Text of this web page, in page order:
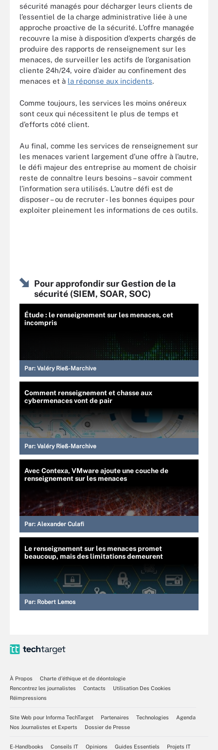
sécurité managés pour décharger leurs clients de
l’essentiel de la charge administrative liée à une
approche proactive de la sécurité. L’offre managée
recouvre la mise à disposition d’experts chargés de
produire des rapports de renseignement sur les
menaces, de surveiller les actifs de l’organisation
cliente 24h/24, voire d’aider au confinement des
menaces et à la réponse aux incidents.
Comme toujours, les services les moins onéreux
sont ceux qui nécessitent le plus de temps et
d’efforts côté client.
Au final, comme les services de renseignement sur
les menaces varient largement d’une offre à l’autre,
le défi majeur des entreprise au moment de choisir
reste de connaître leurs besoins – savoir comment
l’information sera utilisés. L’autre défi est de
disposer – ou de recruter - les bonnes équipes pour
exploiter pleinement les informations de ces outils.
Pour approfondir sur Gestion de la
sécurité (SIEM, SOAR, SOC)
Étude : le renseignement sur les menaces, cet
incompris
Par: Valéry Rieß-Marchive
Comment renseignement et chasse aux
cybermenaces vont de pair
Par: Valéry Rieß-Marchive
Avec Contexa, VMware ajoute une couche de
renseignement sur les menaces
Par: Alexander Culafi
Le renseignement sur les menaces promet
beaucoup, mais des limitations demeurent
Par: Robert Lemos
À Propos
Charte d’éthique et de déontologie
Rencontrez les journalistes
Contacts
Utilisation Des Cookies
Réimpressions
Site Web pour Informa TechTarget Partenaires Technologies
Agenda
Nos Journalistes et Experts
Dossier de Presse
E-Handbooks Conseils IT Opinions Guides Essentiels Projets IT